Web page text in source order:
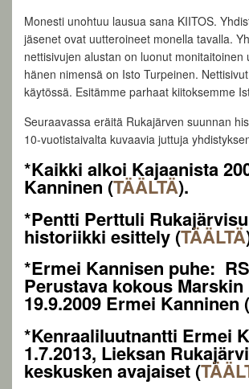
Monesti unohtuu lausua sana KIITOS.
jäsenet ovat uutteroineet monella tavalla.
nettisivujen alustan on luonut monitaitoinen
hänen nimensä on Isto Turpeinen.
käytössä. Esitämme parhaat kiitoksemme
Seuraavassa eräitä Rukajärven suunnan
10-vuotistaivalta kuvaavia juttuja
*Kaikki alkoi Kajaanista
Kanninen (TÄÄLTÄ).
*Pentti Perttuli
historiikki esittely (TÄÄLTÄ
*Ermei Kannisen puhe:
Perustava kokous Marskin
19.9.2009 Ermei Kanninen (
*Kenraaliluutnantti Ermei
1.7.2013, Lieksan
keskusken avajaiset (